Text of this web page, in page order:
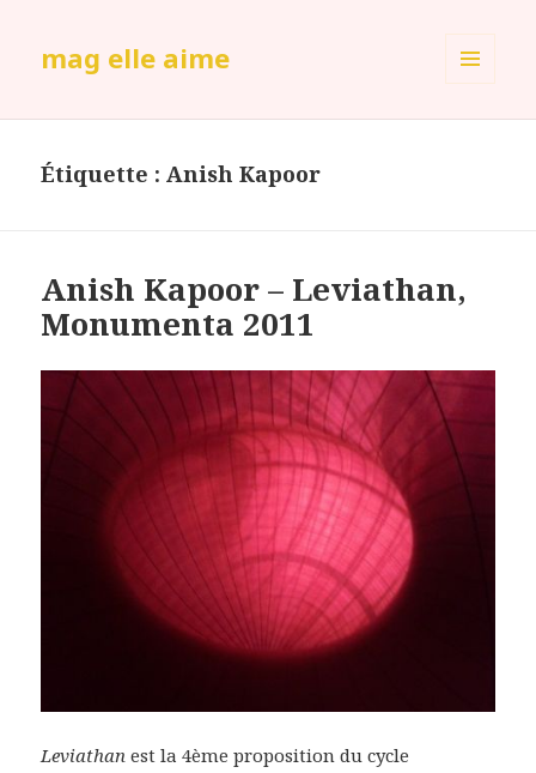
mag elle aime
Étiquette :Anish Kapoor
Anish Kapoor – Leviathan,
Monumenta 2011
Leviathan est la 4ème proposition du cycle